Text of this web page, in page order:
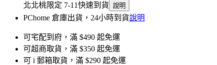
北北桃限定 7-11快速到貨 說明
PChome 倉庫出貨，24小時到貨說明
可宅配到府，滿 $490 起免運
可超商取貨，滿 $350 起免運
可 i 郵箱取貨，滿 $290 起免運